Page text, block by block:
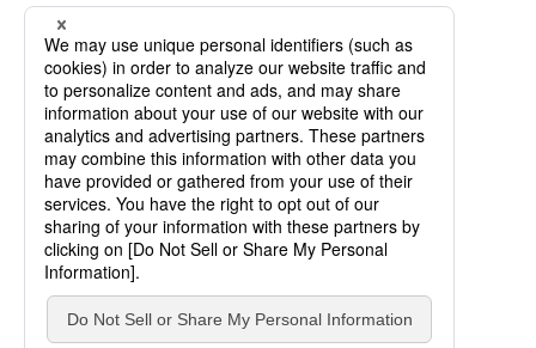
Official SNS
ご利用にあたって
個人情報の取り扱いについて
ソーシャルメディアポリシー
サイトマップ
お問い合わせ